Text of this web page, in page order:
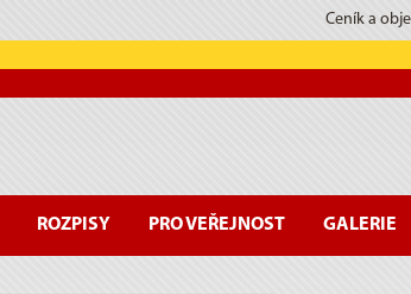
Ceník a
ROZPISY PRO VEŘEJNOST GALERIE